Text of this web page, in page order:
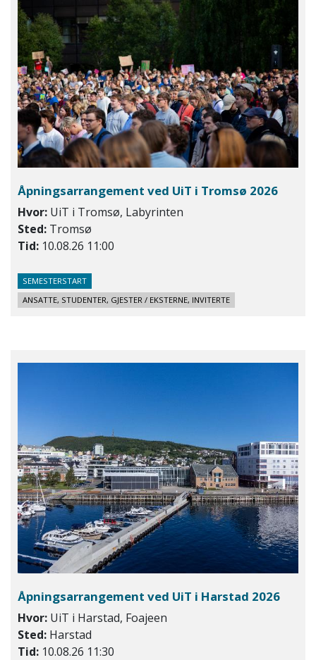
Åpningsarrangement ved UiT i Tromsø 2026
Hvor: UiT i Tromsø, Labyrinten
Sted: Tromsø
Tid: 10.08.26 11:00
SEMESTERSTART
ANSATTE, STUDENTER, GJESTER / EKSTERNE, INVITERTE
Åpningsarrangement ved UiT i Harstad 2026
Hvor: UiT i Harstad, Foajeen
Sted: Harstad
Tid: 10.08.26 11:30